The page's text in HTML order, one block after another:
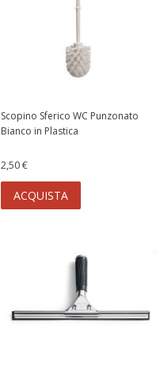
Scopino Sferico WC Punzonato
Bianco in Plastica
2,50 €
ACQUISTA